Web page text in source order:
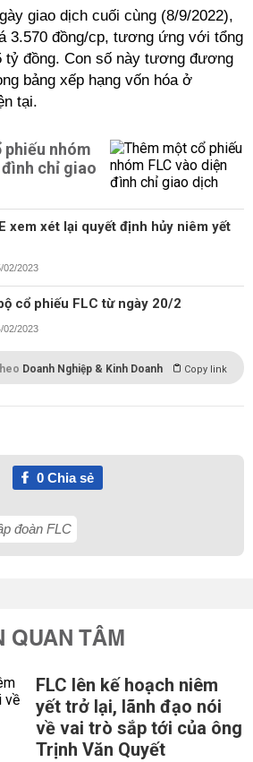
giao dịch cuối cùng (8/9/2022),
3.570 đồng/cp, tương ứng với tổng
tỷ đồng. Con số này tương đương
bảng xếp hạng vốn hóa ở
tại.
phiếu nhóm
đình chỉ giao
xem xét lại quyết định hủy niêm yết
02/2023
cổ phiếu FLC từ ngày 20/2
02/2023
Doanh Nghiệp & Kinh Doanh Copy link
0Chia sẻ
đoàn FLC
QUAN TÂM
FLC lên kế hoạch niêm
yết trở lại, lãnh đạo nói
về vai trò sắp tới của ông
Trịnh Văn Quyết